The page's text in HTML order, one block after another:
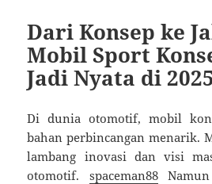
Dari Konsep ke
Mobil Sport
Jadi Nyata di
Di dunia otomotif, mobil
bahan perbincangan menarik.
lambang inovasi dan visi
otomotif. spaceman88Namun